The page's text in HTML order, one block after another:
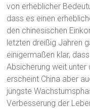
von erheblicher
dass es einen
den chinesischen
letzten dreißig Jahren
einigermaßen klar,
Absicherung weit unter
erscheint China aber
jüngste
Verbesserung der